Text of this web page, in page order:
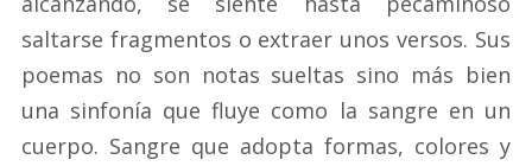
saltarse fragmentos o extraer unos versos. Sus
poemas no son notas sueltas sino más bien
una sinfonía que fluye como la sangre en un
cuerpo. Sangre que adopta formas, colores y